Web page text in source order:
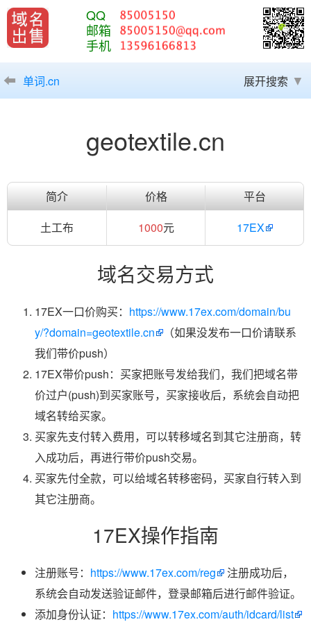
QQ
邮箱
手机
单词.cn 展开搜索
geotextile.cn
简介 价格
平台
土工布
1000元 17EX
域名交易方式
17EX一口价购买： https://www.17ex.com/domain/bu
y/?domain=geotextile.cn
（如果没发布一口价请联系
我们带价push）
17EX带价push：买家把账号发给我们，我们把域名带
价过户(push)到买家账号，买家接收后，系统会自动把
域名转给买家。
买家先支付转入费用，可以转移域名到其它注册商，转
入成功后，再进行带价push交易。
买家先付全款，可以给域名转移密码，买家自行转入到
其它注册商。
17EX操作指南
注册账号： https://www.17ex.com/reg
注册成功后，
系统会自动发送验证邮件，登录邮箱后进行邮件验证。
添加身份认证： https://www.17ex.com/auth/idcard/list